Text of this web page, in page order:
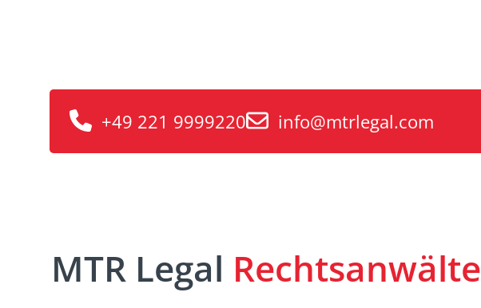
+49 221 9999220 info@mtrlegal.com
MTR Legal Rechtsanwälte